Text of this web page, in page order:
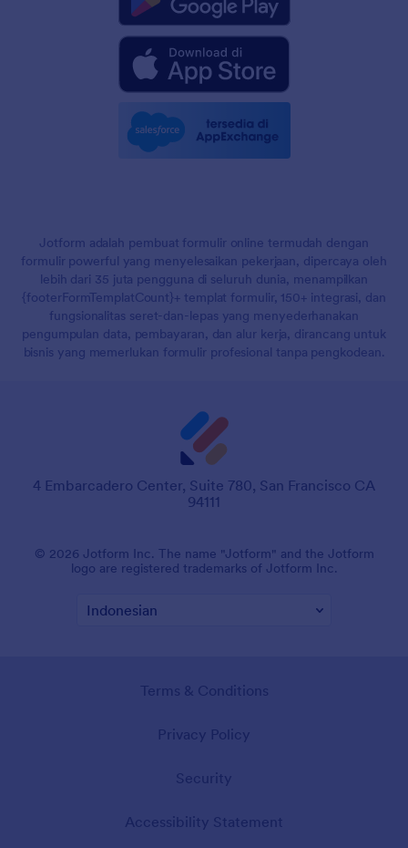
Jotform adalah pembuat formulir online termudah dengan
formulir powerful yang menyelesaikan pekerjaan, dipercaya oleh
lebih dari 35 juta pengguna di seluruh dunia, menampilkan
{footerFormTemplatCount}+ templat formulir, 150+ integrasi, dan
fungsionalitas seret-dan-lepas yang menyederhanakan
pengumpulan data, pembayaran, dan alur kerja, dirancang untuk
bisnis yang memerlukan formulir profesional tanpa pengkodean.
4 Embarcadero Center, Suite 780, San Francisco CA
94111
© 2026 Jotform Inc. The name "Jotform" and the Jotform
logo are registered trademarks of Jotform Inc.
Terms & Conditions
Privacy Policy
Security
Accessibility Statement